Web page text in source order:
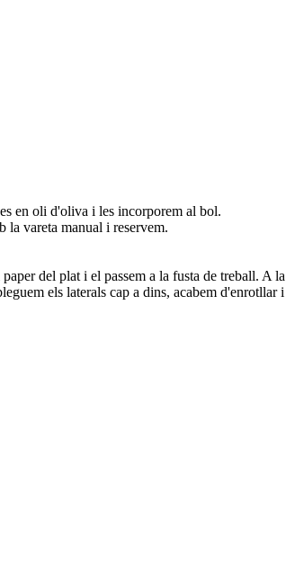
en oli d'oliva i les incorporem al bol.
vareta manual i reservem.
del plat i el passem a la fusta de treball. A
els laterals cap a dins, acabem d'enrotllar